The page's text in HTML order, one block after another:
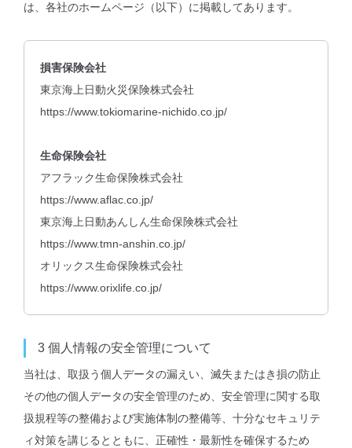
は、各社のホームページ（以下）に掲載してあります。
損害保険会社
東京海上日動火災保険株式会社
https://www.tokiomarine-nichido.co.jp/
生命保険会社
アフラック生命保険株式会社
https://www.aflac.co.jp/
東京海上日動あんしん生命保険株式会社
https://www.tmn-anshin.co.jp/
オリックス生命保険株式会社
https://www.orixlife.co.jp/
3 個⼈情報の安全管理について
当社は、取扱う個人データの漏えい、滅失またはき損の防止
その他の個人データの安全管理のため、安全管理に関する取
扱規程等の整備および実施体制の整備等、十分なセキュリテ
ィ対策を講じるとともに、正確性・最新性を確保するため